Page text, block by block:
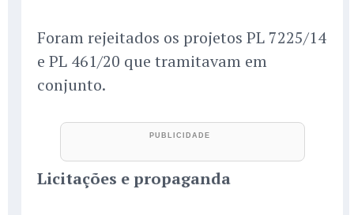
Foram rejeitados os projetos PL 7225/14
e PL 461/20 que tramitavam em
conjunto.
Licitações e propaganda